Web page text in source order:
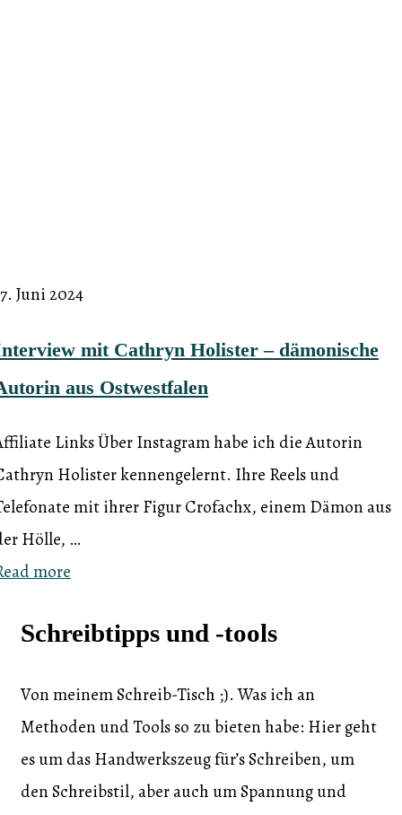
Juni 2024
mit Cathryn Holister – dämonische
aus Ostwestfalen
Links Über Instagram habe ich die Autorin
Holister kennengelernt. Ihre Reels und
mit ihrer Figur Crofachx, einem Dämon aus
Hölle, …
more
Schreibtipps und -tools
Von meinem Schreib-Tisch ;). Was ich an
Methoden und Tools so zu bieten habe: Hier geht
es um das Handwerkszeug für’s Schreiben, um
den Schreibstil, aber auch um Spannung und